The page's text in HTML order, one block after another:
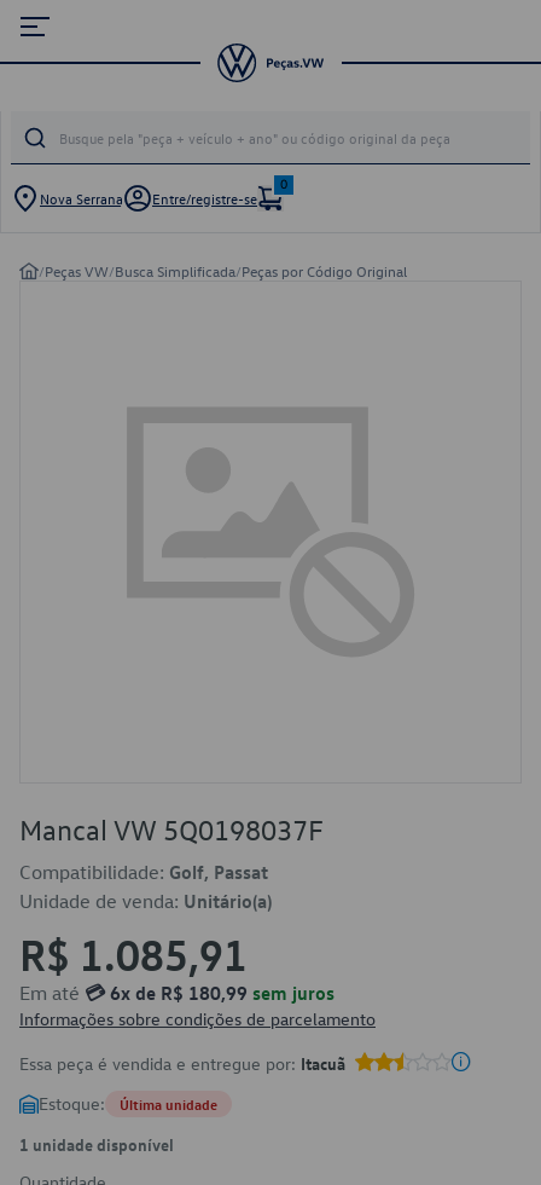
Nova Serrana Entre/registre-se
0
/Peças VW/Busca Simplificada/Peças por Código Original
Mancal VW 5Q0198037F
Compatibilidade: Golf, Passat
Unidade de venda: Unitário(a)
R$ 1.085,91
Em até 💳 6x de R$ 180,99 sem juros
Informações sobre condições de parcelamento
Essa peça é vendida e entregue por: Itacuã
Estoque: Última unidade
1 unidade disponível